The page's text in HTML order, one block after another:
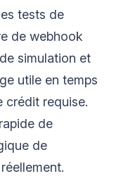
tests de
de webhook
simulation et
utile en temps
requise.
de
de